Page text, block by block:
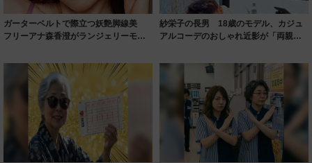
ガーターベルトで際立つ妖艶脚線美
フリーアナ森香澄がランジェリーモデ
紗栄子の長男 18歳のモデル、カジュ
アルコーデのおしゃれ近影が「両親の